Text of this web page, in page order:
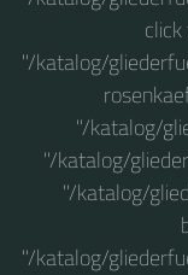
"/katalog/
"/katalog/
"/katalog/
"/katalog/
"/katalog/